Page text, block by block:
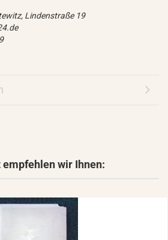
Lindenstraße 19
wir Ihnen: